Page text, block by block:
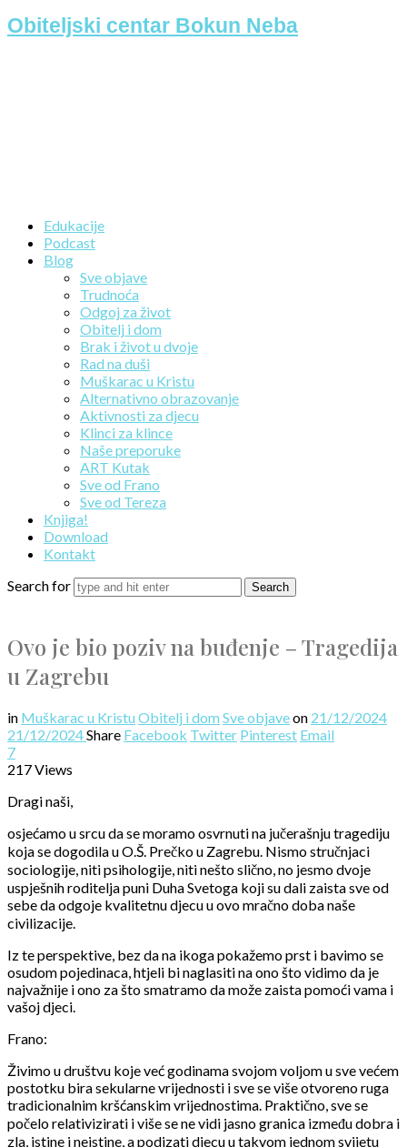
Obiteljski centar Bokun Neba
Edukacije
Podcast
Blog
Sve objave
Trudnoća
Odgoj za život
Obitelj i dom
Brak i život u dvoje
Rad na duši
Muškarac u Kristu
Alternativno obrazovanje
Aktivnosti za djecu
Klinci za klince
Naše preporuke
ART Kutak
Sve od Frano
Sve od Tereza
Knjiga!
Download
Kontakt
Search for
Ovo je bio poziv na buđenje – Tragedija
u Zagrebu
in Muškarac u Kristu Obitelj i dom Sve objaveon 21/12/2024
21/12/2024Share Facebook Twitter Pinterest Email
7
217 Views
Dragi naši,
osjećamo u srcu da se moramo osvrnuti na jučerašnju tragediju
koja se dogodila u O.Š. Prečko u Zagrebu. Nismo stručnjaci
sociologije, niti psihologije, niti nešto slično, no jesmo dvoje
uspješnih roditelja puni Duha Svetoga koji su dali zaista sve od
sebe da odgoje kvalitetnu djecu u ovo mračno doba naše
civilizacije.
Iz te perspektive, bez da na ikoga pokažemo prst i bavimo se
osudom pojedinaca, htjeli bi naglasiti na ono što vidimo da je
najvažnije i ono za što smatramo da može zaista pomoći vama i
vašoj djeci.
Frano:
Živimo u društvu koje već godinama svojom voljom u sve većem
postotku bira sekularne vrijednosti i sve se više otvoreno ruga
tradicionalnim kršćanskim vrijednostima. Praktično, sve se
počelo relativizirati i više se ne vidi jasno granica između dobra i
zla, istine i neistine, a podizati djecu u takvom jednom svijetu